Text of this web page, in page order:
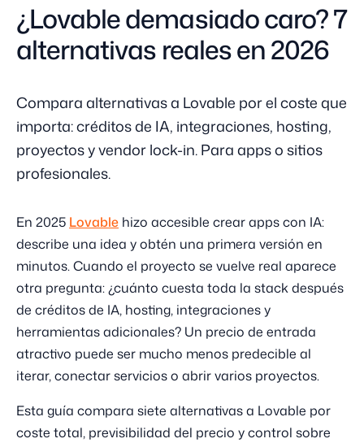
¿Lovable demasiado caro? 7
alternativas reales en 2026
Compara alternativas a Lovable por el coste que
importa: créditos de IA, integraciones, hosting,
proyectos y vendor lock-in. Para apps o sitios
profesionales.
En 2025 Lovable hizo accesible crear apps con IA:
describe una idea y obtén una primera versión en
minutos. Cuando el proyecto se vuelve real aparece
otra pregunta: ¿cuánto cuesta toda la stack después
de créditos de IA, hosting, integraciones y
herramientas adicionales? Un precio de entrada
atractivo puede ser mucho menos predecible al
iterar, conectar servicios o abrir varios proyectos.
Esta guía compara siete alternativas a Lovable por
coste total, previsibilidad del precio y control sobre